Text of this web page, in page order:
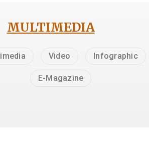
MULTIMEDIA
Video Infographic
E-Magazine